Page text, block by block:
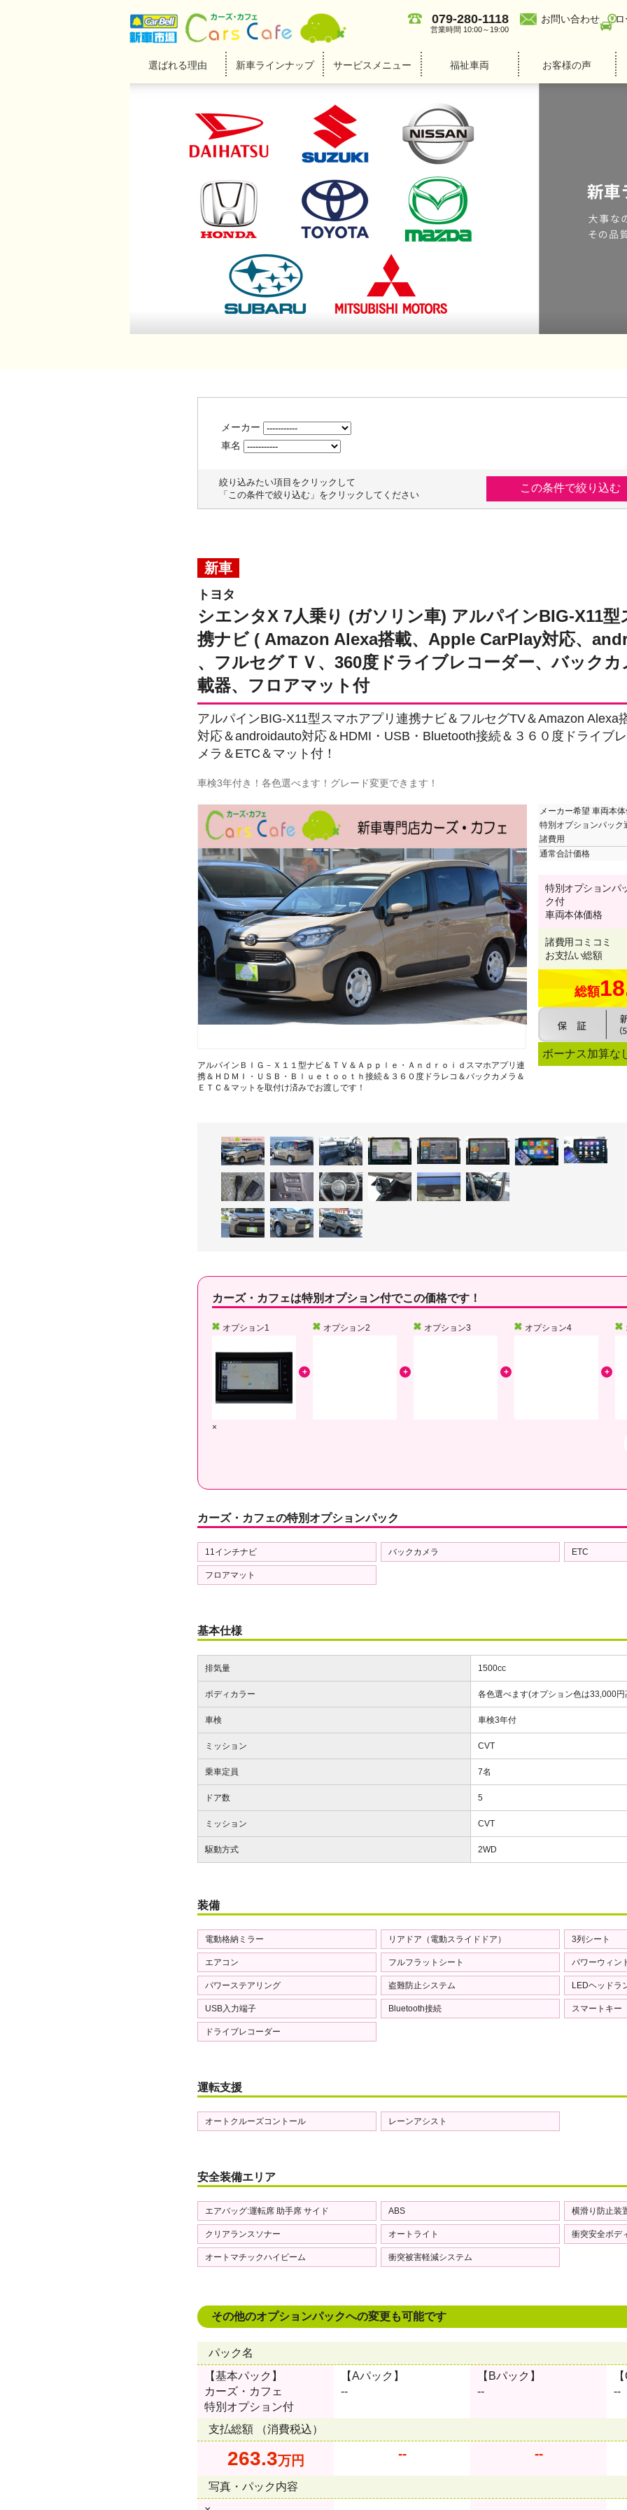
079-280-1118
営業時間 10:00～19:00
お問い合わせ ロ
選ばれる理由 新車ラインナップ サービスメニュー 福祉車両 お客様の声
メーカー
車名
絞り込みたい項目をクリックして
「この条件で絞り込む」をクリックしてください
新車
トヨタ
シエンタX 7人乗り (ガソリン車) アルパインBIG-X11
携ナビ ( Amazon Alexa搭載、Apple CarPlay対応、
、フルセグＴＶ、360度ドライブレコーダー、バックカ
載器、フロアマット付
アルパインBIG-X11型スマホアプリ連携ナビ＆フルセグTV＆Amazon Alexa
対応＆androidauto対応＆HDMI・USB・Bluetooth接続＆３６０度ドライブ
メラ＆ETC＆マット付！
車検3年付き！各色選べます！グレード変更できます！
アルパインＢＩＧ－Ｘ１１型ナビ＆ＴＶ＆Ａｐｐｌｅ・Ａｎｄｒｏｉｄスマホアプリ連
携＆ＨＤＭＩ・ＵＳＢ・Ｂｌｕｅｔｏｏｔｈ接続＆３６０度ドラレコ＆バックカメラ＆
ＥＴＣ＆マットを取付け済みでお渡しです！
メーカー希望 車両本
特別オプションパック
諸費用
通常合計価格
特別オプションパ
ク付
車両本体価格
諸費用コミコミ
お支払い総額
総額
ボーナス加算な
カーズ・カフェは特別オプション付でこの価格です！
オプション1
×
オプション2 オプション3 オプション4
カーズ・カフェの特別オプションパック
11インチナビ バックカメラ ETC
フロアマット
基本仕様
排気量 1500cc
ボディカラー 各色選べます(オプション色は33,000円
車検 車検3年付
ミッション CVT
乗車定員 7名
ドア数 5
ミッション CVT
駆動方式 2WD
装備
電動格納ミラー リアドア（電動スライドドア） 3列シート
エアコン フルフラットシート パワーウィン
パワーステアリング 盗難防止システム LEDヘッドラ
USB入力端子 Bluetooth接続 スマートキー
ドライブレコーダー
運転支援
オートクルーズコントール レーンアシスト
安全装備エリア
エアバッグ:運転席 助手席 サイド ABS 横滑り防止装
クリアランスソナー オートライト 衝突安全ボデ
オートマチックハイビーム 衝突被害軽減システム
その他のオプションパックへの変更も可能です
パック名
【基本パック】
カーズ・カフェ
特別オプション付
【Aパック】
--
【Bパック】
--
--
支払総額 （消費税込）
263.3万円 -- --
写真・パック内容